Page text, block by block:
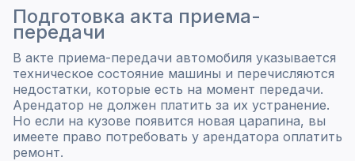
Подготовка акта приема-
передачи
В акте приема-передачи автомобиля указывается
техническое состояние машины и перечисляются
недостатки, которые есть на момент передачи.
Арендатор не должен платить за их устранение.
Но если на кузове появится новая царапина, вы
имеете право потребовать у арендатора оплатить
ремонт.